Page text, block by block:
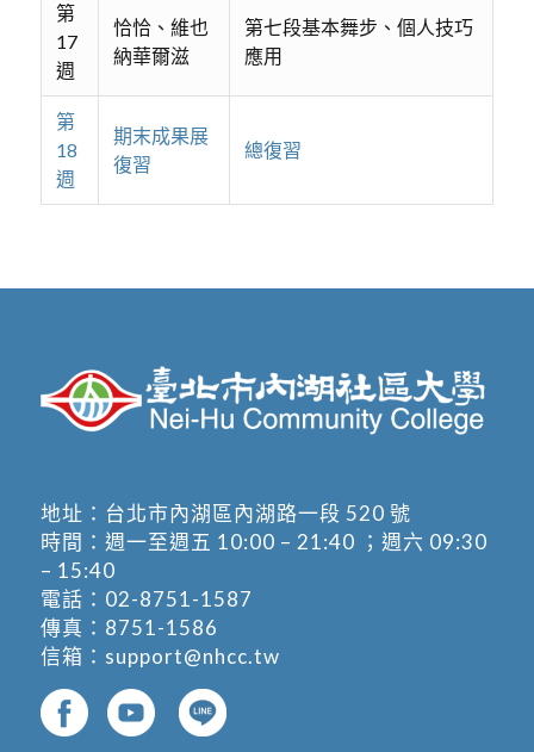
第
17
週
恰恰、維也
納華爾滋
第七段基本舞步、個人技巧
應用
第
18
週
期末成果展
復習
總復習
地址： 台北市內湖區內湖路一段 520 號
時間：週一至週五 10:00 – 21:40 ；週六 09:30
– 15:40
電話： 02-8751-1587
傳真：8751-1586
信箱： support@nhcc.tw